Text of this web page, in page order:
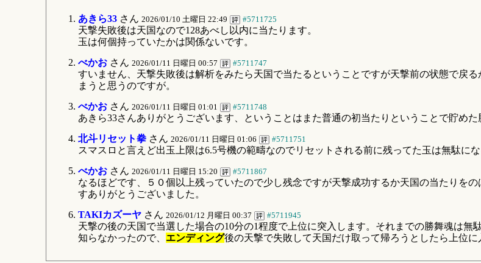
あきら33さん 2026/01/10 土曜日 22:49 #5711725
天撃失敗後は天国なので128あべし以内に当たります。
玉は何個持っていたかは関係ないです。
べかおさん 2026/01/11 日曜日 00:57 #5711747
すいません、天撃失敗後は解析をみたら天国で当たるということですが天撃前の状態で戻
まうと思うのですが。
べかおさん 2026/01/11 日曜日 01:01 #5711748
あきら33さんありがとうございます、ということはまた普通の初当たりということで貯めた
北斗リセット拳さん 2026/01/11 日曜日 01:06 #5711751
スマスロと言えど出玉上限は6.5号機の範疇なのでリセットされる前に残ってた玉は無駄に
べかおさん 2026/01/11 日曜日 15:20 #5711867
なるほどです、５０個以上残っていたので少し残念ですが天撃成功するか天国の当たりを
すありがとうございました。
TAKIカズーヤさん 2026/01/12 月曜日 00:37 #5711945
天撃の後の天国で当選した場合の10分の1程度で上位に突入します。それまでの勝舞魂は無
知らなかったので、 エンディング後の天撃で失敗して天国だけ取って帰ろうとしたら上位に